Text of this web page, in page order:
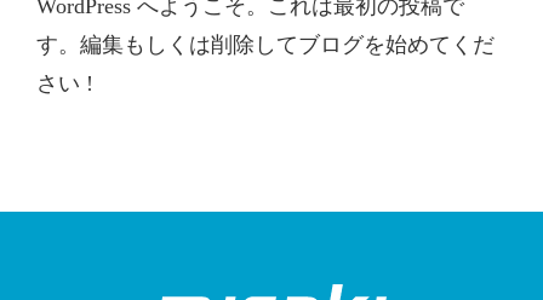
WordPress へようこそ。これは最初の投稿で
す。編集もしくは削除してブログを始めてくだ
さい !